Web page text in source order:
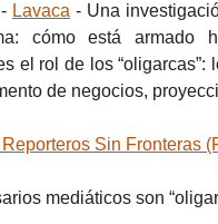
Lavaca - Una
cómo está armado
el rol de los
de negocios,
Sin Fronteras
mediáticos son